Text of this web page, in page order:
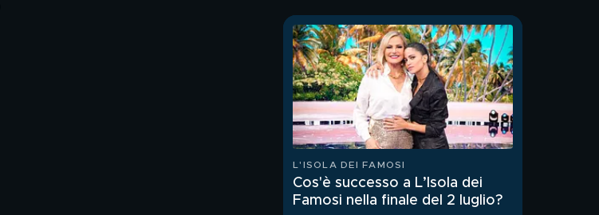
L'ISOLA DEI FAMOSI
Cos'è successo a L’Isola dei
Famosi nella finale del 2 luglio?